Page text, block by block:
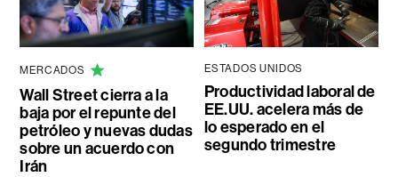
MERCADOS
Wall Street cierra a la
baja por el repunte del
petróleo y nuevas dudas
sobre un acuerdo con
Irán
ESTADOS UNIDOS
Productividad laboral de
EE.UU. acelera más de
lo esperado en el
segundo trimestre